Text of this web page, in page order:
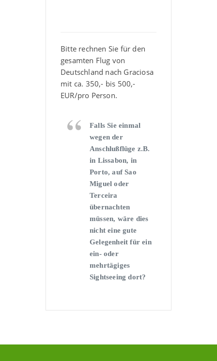
Bitte rechnen Sie für den
gesamten Flug von
Deutschland nach Graciosa
mit ca. 350,- bis 500,-
EUR/pro Person.
Falls Sie einmal
wegen der
Anschlußflüge z.B.
in Lissabon, in
Porto, auf Sao
Miguel oder
Terceira
übernachten
müssen, wäre dies
nicht eine gute
Gelegenheit für ein
ein- oder
mehrtägiges
Sightseeing dort?